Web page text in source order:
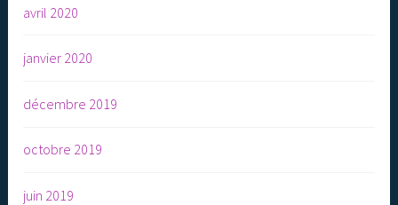
avril 2020
janvier 2020
décembre 2019
octobre 2019
juin 2019